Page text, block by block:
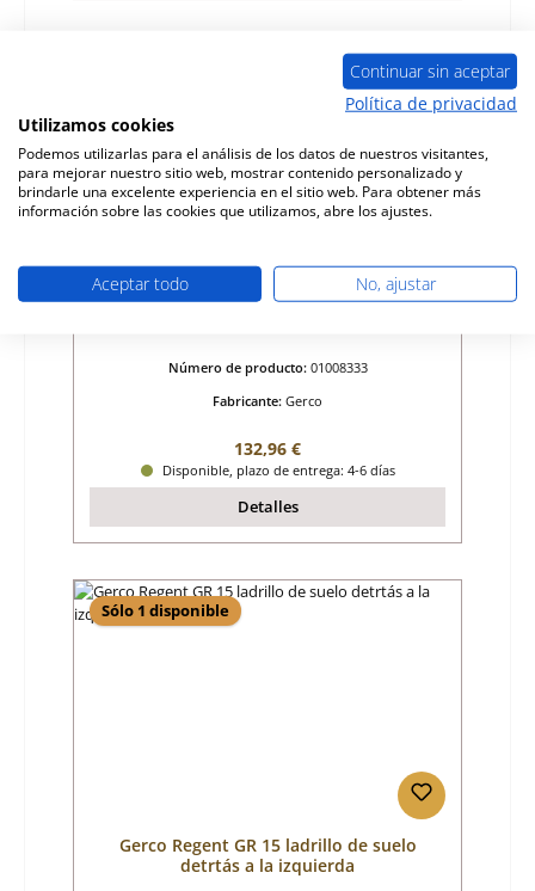
Gerco Regent GR 15 ladrillo de la pared
Número de producto: 01008333
Fabricante: Gerco
Precio normal:
132,96 €
Disponible, plazo de entrega: 4-6 días
Detalles
Sólo 1 disponible
Gerco Regent GR 15 ladrillo de suelo
detrtás a la izquierda
Continuar sin aceptar
Política de privacidad
Utilizamos cookies
Podemos utilizarlas para el análisis de los datos de nuestros visitantes,
para mejorar nuestro sitio web, mostrar contenido personalizado y
brindarle una excelente experiencia en el sitio web. Para obtener más
información sobre las cookies que utilizamos, abre los ajustes.
Aceptar todo No, ajustar